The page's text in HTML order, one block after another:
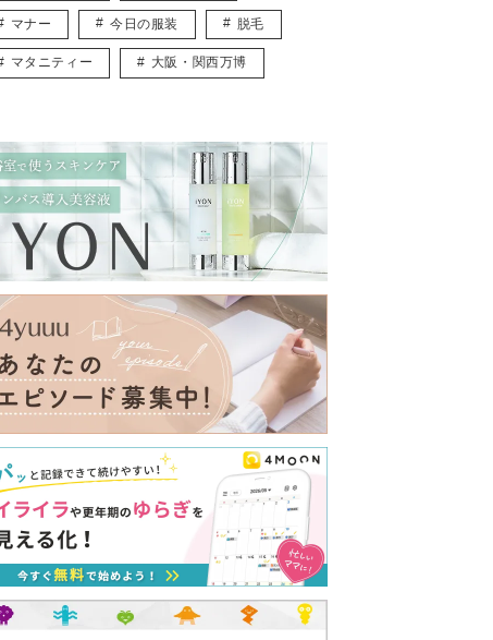
マナー 今日の服装 脱毛
マタニティー 大阪・関西万博